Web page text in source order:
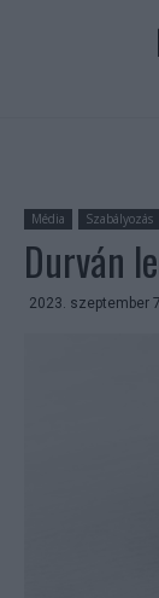
Média Szabályozás
Durván
2023. szeptember